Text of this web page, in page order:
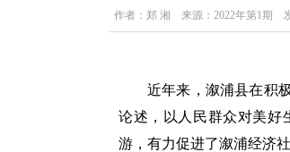
作者：郑 湘 来源：2022年第1期
近年来，溆浦县在积
论述，以人民群众对美好
游，有力促进了溆浦经济